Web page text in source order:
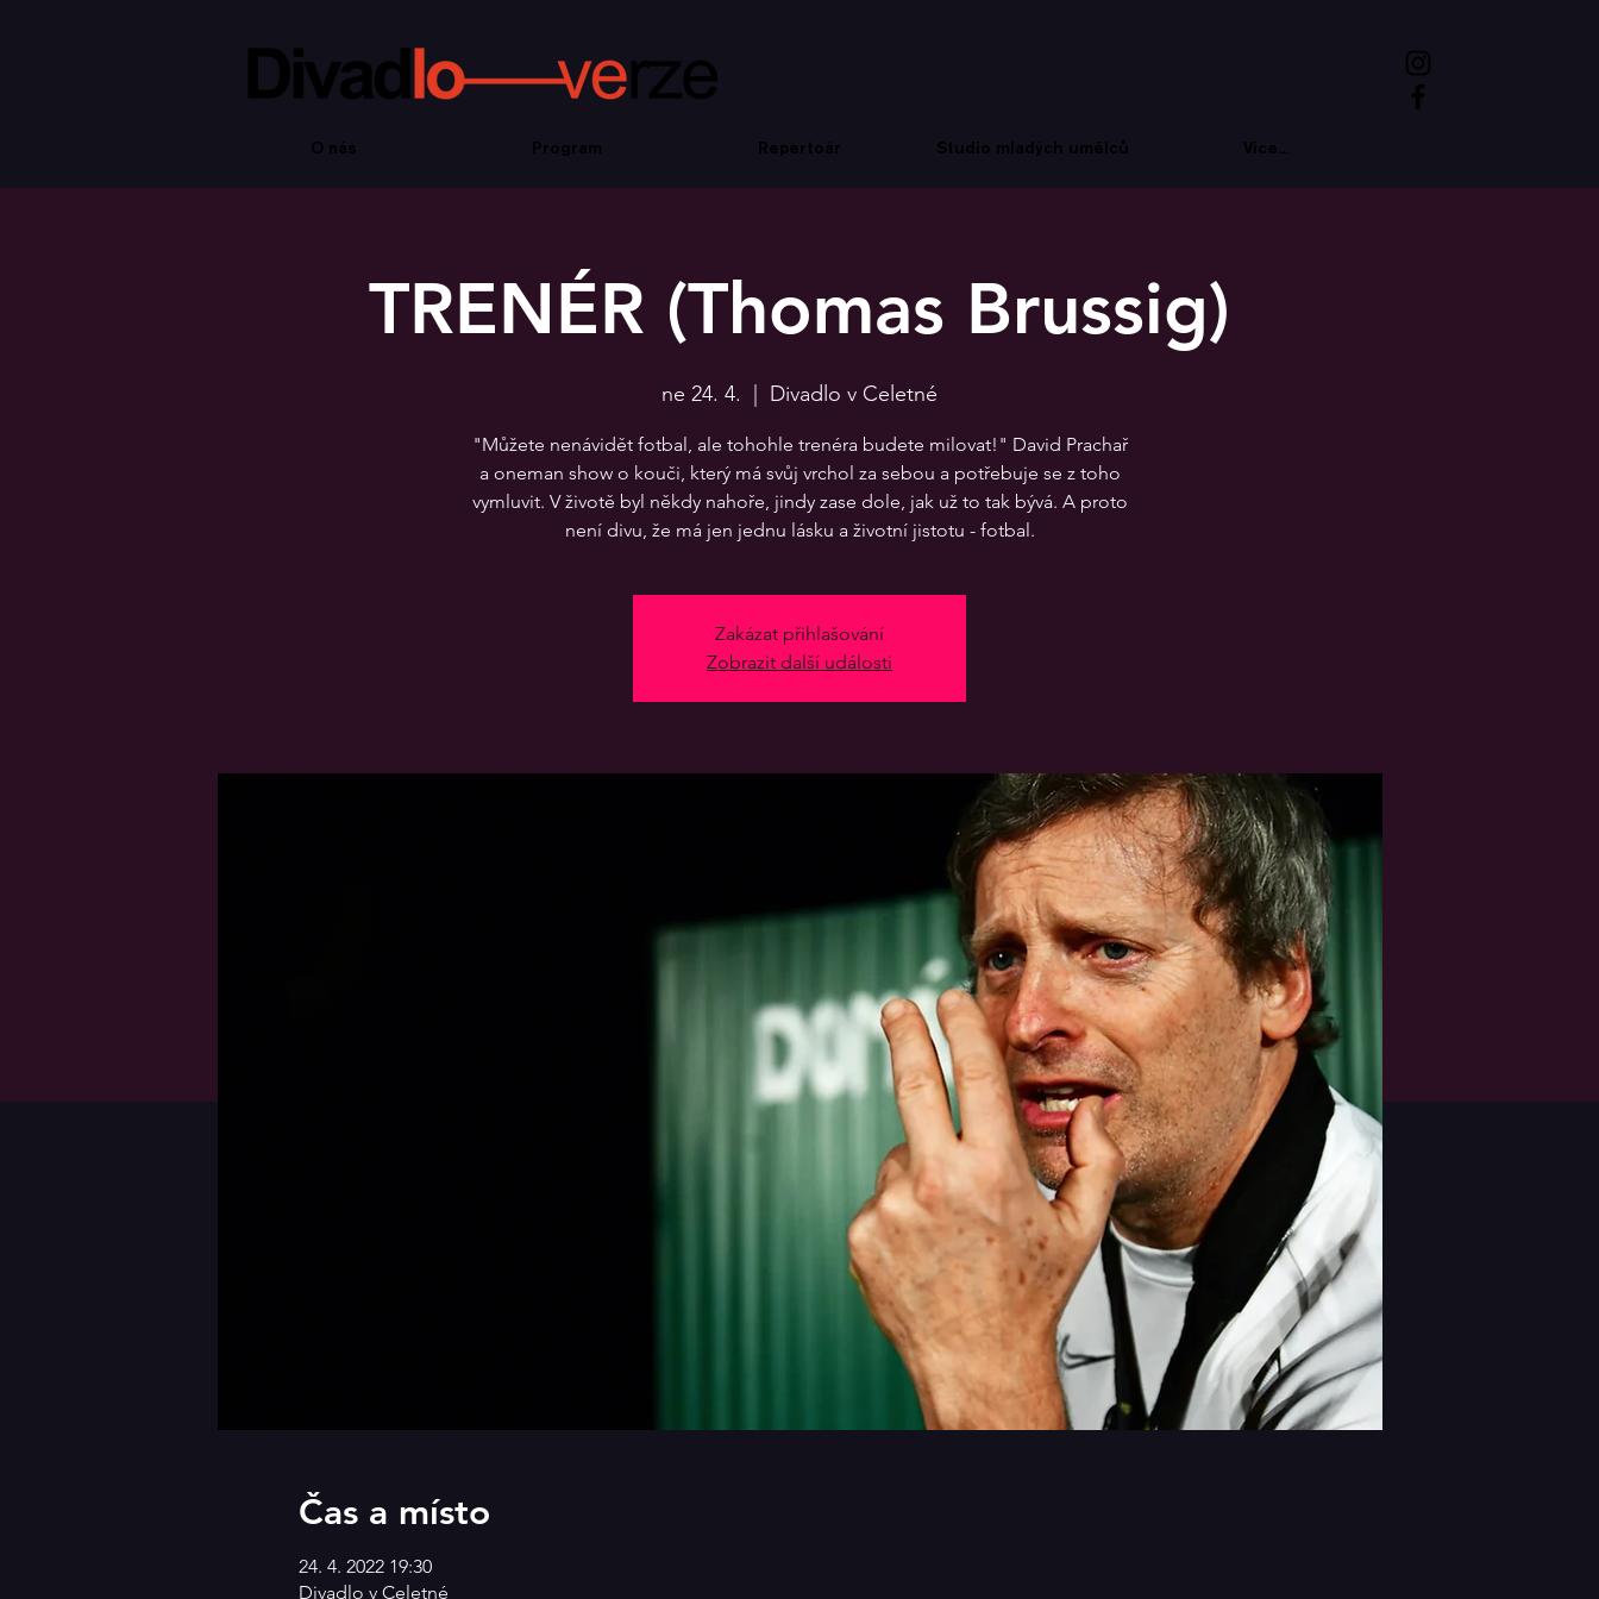
O nás Program Repertoár Studio mladých umělců Více...
TRENÉR (Thomas Brussig)
ne 24. 4. Divadlo v Celetné
"Můžete nenávidět fotbal, ale tohohle trenéra budete milovat!" David Prachař
a oneman show o kouči, který má svůj vrchol za sebou a potřebuje se z toho
vymluvit. V životě byl někdy nahoře, jindy zase dole, jak už to tak bývá. A proto
není divu, že má jen jednu lásku a životní jistotu - fotbal.
Zakázat přihlašování
Zobrazit další události
Čas a místo
24. 4. 2022 19:30
Divadlo v Celetné